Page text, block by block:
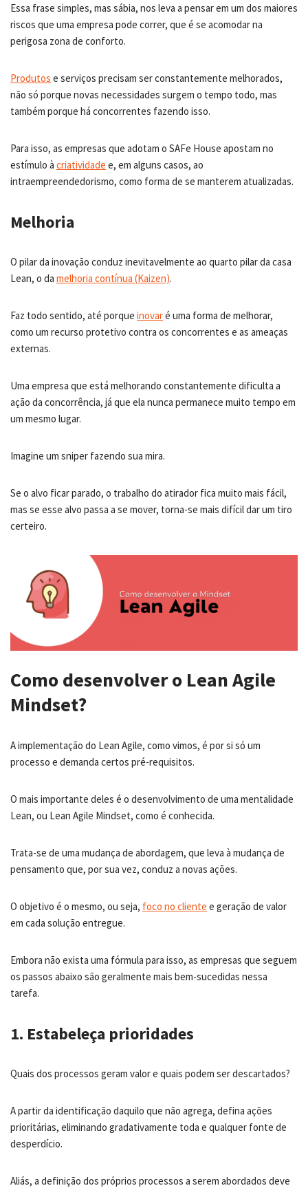
Essa frase simples, mas sábia, nos leva a pensar em um dos maiores
riscos que uma empresa pode correr, que é se acomodar na
perigosa zona de conforto.
Produtos e serviços precisam ser constantemente melhorados,
não só porque novas necessidades surgem o tempo todo, mas
também porque há concorrentes fazendo isso.
Para isso, as empresas que adotam o SAFe House apostam no
estímulo à criatividade e, em alguns casos, ao
intraempreendedorismo, como forma de se manterem atualizadas.
Melhoria
O pilar da inovação conduz inevitavelmente ao quarto pilar da casa
Lean, o da melhoria contínua (Kaizen).
Faz todo sentido, até porque inovaré uma forma de melhorar,
como um recurso protetivo contra os concorrentes e as ameaças
externas.
Uma empresa que está melhorando constantemente dificulta a
ação da concorrência, já que ela nunca permanece muito tempo em
um mesmo lugar.
Imagine um sniper fazendo sua mira.
Se o alvo ficar parado, o trabalho do atirador fica muito mais fácil,
mas se esse alvo passa a se mover, torna-se mais difícil dar um tiro
certeiro.
Como desenvolver o Lean Agile
Mindset?
A implementação do Lean Agile, como vimos, é por si só um
processo e demanda certos pré-requisitos.
O mais importante deles é o desenvolvimento de uma mentalidade
Lean, ou Lean Agile Mindset, como é conhecida.
Trata-se de uma mudança de abordagem, que leva à mudança de
pensamento que, por sua vez, conduz a novas ações.
O objetivo é o mesmo, ou seja, foco no cliente e geração de valor
em cada solução entregue.
Embora não exista uma fórmula para isso, as empresas que seguem
os passos abaixo são geralmente mais bem-sucedidas nessa
tarefa.
1. Estabeleça prioridades
Quais dos processos geram valor e quais podem ser descartados?
A partir da identificação daquilo que não agrega, defina ações
prioritárias, eliminando gradativamente toda e qualquer fonte de
desperdício.
Aliás, a definição dos próprios processos a serem abordados deve